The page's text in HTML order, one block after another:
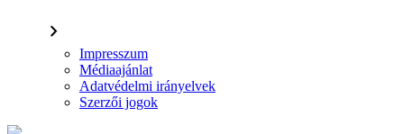
chevron_right
Impresszum
Médiaajánlat
Adatvédelmi irányelvek
Szerzői jogok